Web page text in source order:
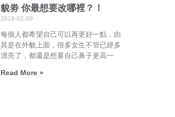
貌劵 你最想要改哪裡？！
2018-02-09
每個人都希望自己可以再更好一點，由
其是在外貌上面，很多女生不管已經多
漂亮了，都還是想要自己鼻子更高一
Read More »